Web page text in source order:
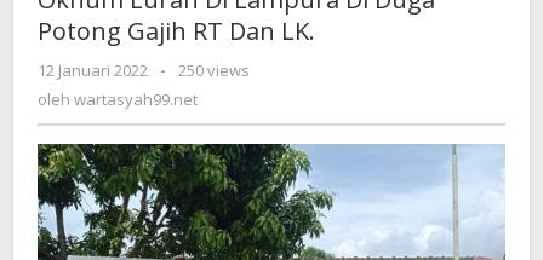
Lampura
Dan
LK.
Potong Gajih RT Dan LK.
12 Januari 2022
oleh
wartasyah99.net
-
250 views
oleh wartasyah99.net